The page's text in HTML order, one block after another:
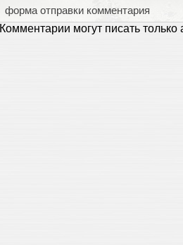
форма отправки комментария
Комментарии могут писать